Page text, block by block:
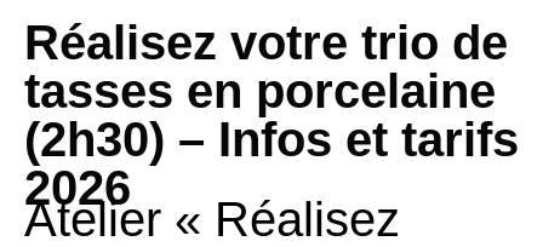
Réalisez votre trio de
tasses en porcelaine
(2h30) – Infos et tarifs
2026
Atelier « Réalisez